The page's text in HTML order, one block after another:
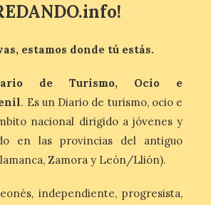
alojamientos libres.
y Álava son las
siguen libres para
un boom
hoteleras y
estamos donde tú estás.
de Turismo, Ocio e
. Es un Diario de turismo, ocio e
nacional dirigido a jóvenes y
en las provincias del antiguo
Zamora y León/Llión).
independiente, progresista,